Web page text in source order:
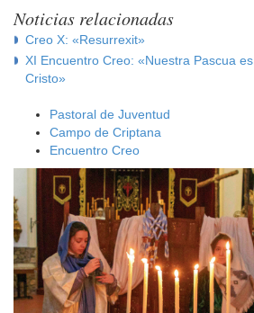
Noticias relacionadas
Creo X: «Resurrexit»
XI Encuentro Creo: «Nuestra Pascua es
Cristo»
Pastoral de Juventud
Campo de Criptana
Encuentro Creo